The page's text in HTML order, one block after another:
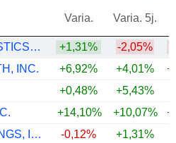
Varia. Varia. 5j.
AUTOBIO DIAGNOSTICS CO., LTD. +1,31% -2,05%
INC.
+6,92% +4,01%
+0,48% +5,43%
+14,10% +10,07%
LANTHEUS HOLDINGS, INC.
-0,12% +1,31%